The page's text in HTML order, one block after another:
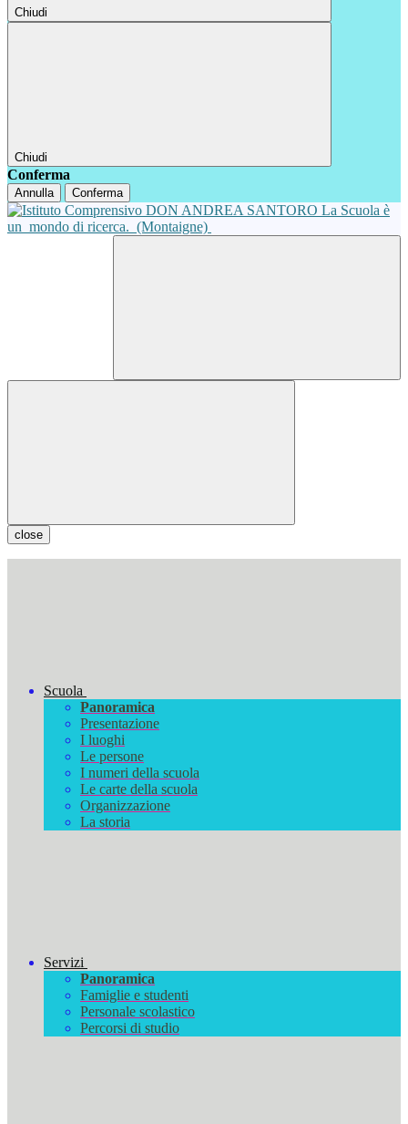
Chiudi
Chiudi
Conferma
Annulla Conferma
La Scuola è
un mondo di ricerca. (Montaigne)
close
Scuola
Panoramica
Presentazione
I luoghi
Le persone
I numeri della scuola
Le carte della scuola
Organizzazione
La storia
Servizi
Panoramica
Famiglie e studenti
Personale scolastico
Percorsi di studio